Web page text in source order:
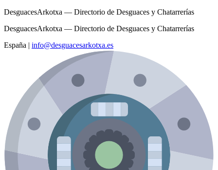
DesguacesArkotxa — Directorio de Desguaces y Chatarrerías
DesguacesArkotxa — Directorio de Desguaces y Chatarrerías
España | info@desguacesarkotxa.es